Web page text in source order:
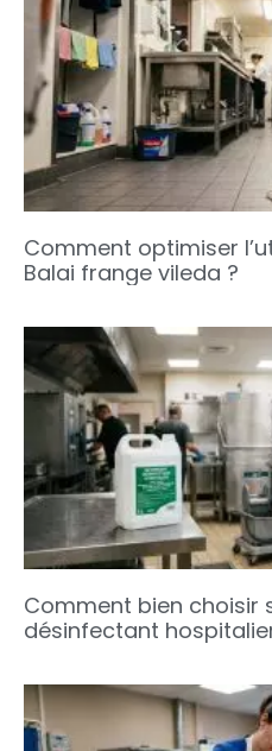
Comment optimiser
Balai frange vileda ?
Comment bien choisir
désinfectant